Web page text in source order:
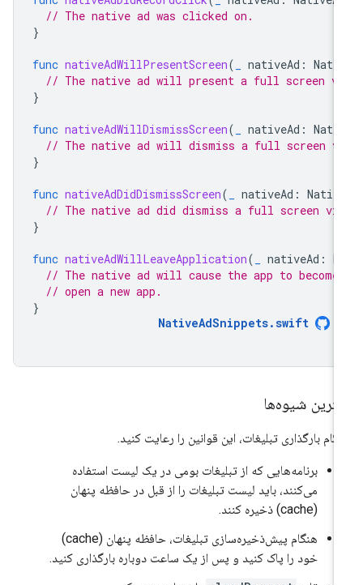
// The native ad was clicked on.
func nativeAdWillPresentScreen (_ nativeAd:
// The native ad will present a full screen
func nativeAdWillDismissScreen (_ nativeAd:
// The native ad will dismiss a full screen
func nativeAdDidDismissScreen (_ nativeAd:
// The native ad did dismiss a full screen
func nativeAdWillLeaveApplication (_ nativeAd
// The native ad will cause the app to
// open a new app.
NativeAdSnippets.swift
شیوه‌ها
بارگذاری تبلیغات، این قوانین را رعایت کنید.
برنامه‌هایی که از تبلیغات بومی در یک لیست استفاده
می‌کنند، باید لیست تبلیغات را از قبل در حافظه پنهان
هنگام پیش‌ذخیره‌سازی تبلیغات، حافظه پنهان (cache)
خود را پاک کنید و پس از یک ساعت دوباره بارگذاری کنید.